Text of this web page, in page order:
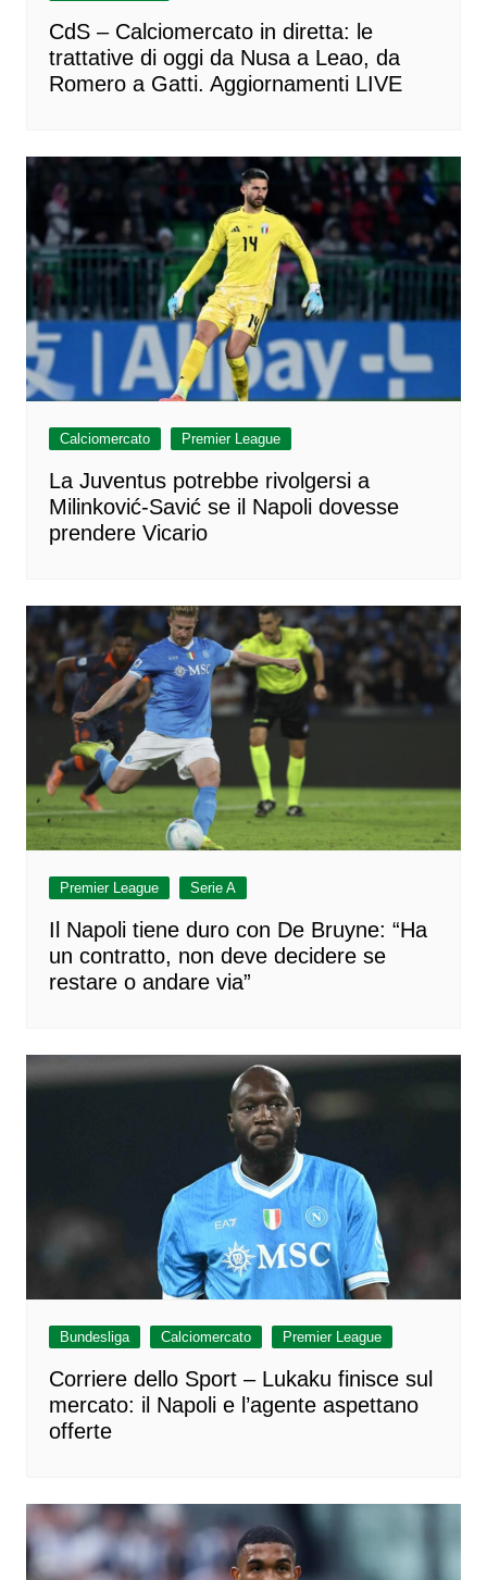
CdS – Calciomercato in diretta: le
trattative di oggi da Nusa a Leao, da
Romero a Gatti. Aggiornamenti LIVE
Calciomercato Premier League
La Juventus potrebbe rivolgersi a
Milinković-Savić se il Napoli dovesse
prendere Vicario
Premier League Serie A
Il Napoli tiene duro con De Bruyne: “Ha
un contratto, non deve decidere se
restare o andare via”
Bundesliga Calciomercato Premier League
Corriere dello Sport – Lukaku finisce sul
mercato: il Napoli e l’agente aspettano
offerte